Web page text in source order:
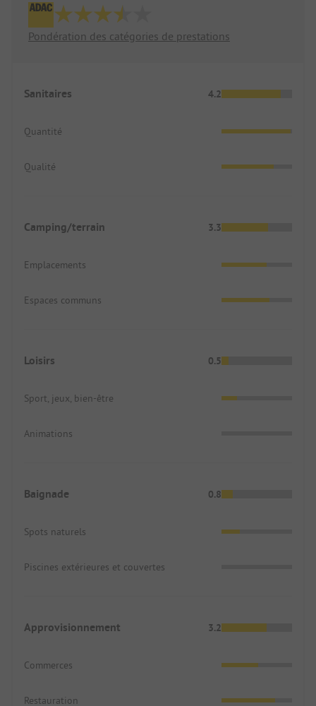
Pondération des catégories de prestations
Sanitaires 4.2
Quantité
Qualité
Camping/terrain 3.3
Emplacements
Espaces communs
Loisirs 0.5
Sport, jeux, bien-être
Animations
Baignade 0.8
Spots naturels
Piscines extérieures et couvertes
Approvisionnement 3.2
Commerces
Restauration